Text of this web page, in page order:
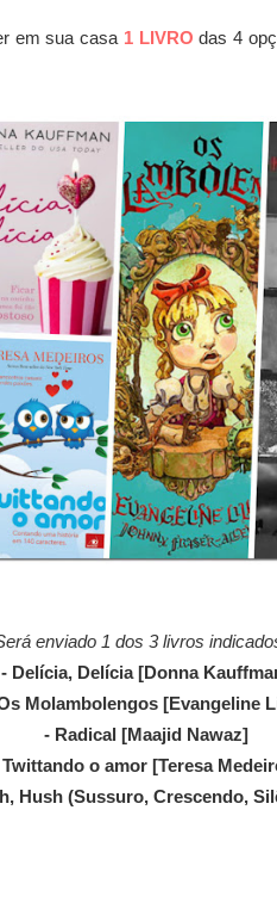
em sua casa 1 LIVROdas 4
enviado 1 dos 3 livros
- Delícia, Delícia [Donna
Molambolengos [Evangeline
- Radical [Maajid Nawaz]
Twittando o amor [Teresa
Hush (Sussuro, Crescendo,